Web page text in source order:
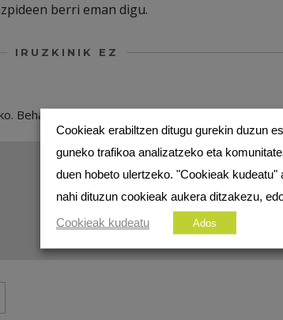
berri eman digu.
IRUZKINIK EZ
Beharrezko eremuak
Cookieak erabiltzen ditugu gurekin duzun
guneko trafikoa analizatzeko eta
duen hobeto ulertzeko. "Cookieak kudeatu"
nahi dituzun cookieak aukera ditzakezu,
Cookieak kudeatu Ados